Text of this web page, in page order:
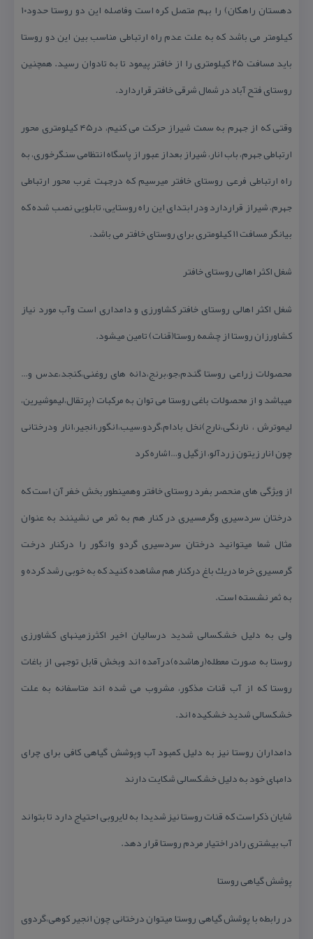
دهستان راهكان) را بهم متصل كره است وفاصله این دو روستا حدود۱۰
كیلومتر می باشد كه به علت عدم راه ارتباطی مناسب بین این دو روستا
باید مسافت ۲۵ كیلومتری را از خافتر پیمود تا به تادوان رسید. همچنین
روستای فتح آباد در شمال شرقی خافتر قراردارد.
وقتی كه از جهرم به سمت شیراز حركت می كنیم، در۴۵ كیلومتری محور
ارتباطی جهرم، باب انار، شیراز بعداز عبور از پاسگاه انتظامی سنگرخوری، به
راه ارتباطی فرعی روستای خافتر میرسیم كه درجهت غرب محور ارتباطی
جهرم، شیراز قراردارد ودر ابتدای این راه روستایی، تابلویی نصب شده كه
بیانگر مسافت ۱۱ كیلومتری برای روستای خافتر می باشد.
شغل اكثر اهالی روستای خافتر
شغل اكثر اهالی روستای خافتر كشاورزی و دامداری است وآب مورد نیاز
كشاورزان روستا از چشمه روستا(قنات) تامین میشود.
محصولات زراعی روستا گندم،جو،برنج،دانه های روغنی،كنجد،عدس و…
میباشد و از محصولات باغی روستا می توان به مركبات (پرتقال،لیموشیرین،
لیموترش ، نارنگی،نارج)نخل بادام،گردو،سیب،انگور،انجیر،انار ودرختانی
چون انار زیتون زردآلو، ازگیل و…اشاره كرد
از ویژگی های منحصر بفرد روستای خافتر وهمینطور بخش خفر آن است كه
درختان سردسیری وگرمسیری در كنار هم به ثمر می نشینند به عنوان
مثال شما میتوانید درختان سردسیری گردو وانگور را دركنار درخت
گرمسیری خرما دریك باغ دركنار هم مشاهده كنید كه به خوبی رشد كرده و
به ثمر نشسته است.
ولی به دلیل خشكسالی شدید درسالیان اخیر اكثرزمینهای كشاورزی
روستا به صورت معطله(رهاشده)درآمده اند وبخش قابل توجهی از باغات
روستا كه از آب قنات مذكور، مشروب می شده اند متاسفانه به علت
خشكسالی شدید خشكیده اند.
دامداران روستا نیز به دلیل كمبود آب وپوشش گیاهی كافی برای چرای
دامهای خود به دلیل خشكسالی شكایت دارند
شایان ذكراست كه قنات روستا نیز شدیدا به لایروبی احتیاج دارد تا بتواند
آب بیشتری رادر اختیار مردم روستا قرار دهد.
پوشش گیاهی روستا
در رابطه با پوشش گیاهی روستا میتوان درختانی چون انجیر كوهی،گردوی